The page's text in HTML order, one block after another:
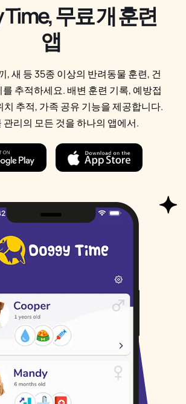
무료 개 훈련
앱
, 새 등 35종 이상의 반려동물 훈련, 건
추적하세요. 배변 훈련 기록, 예방접
치 추적, 가족 공유 기능을 제공합니다.
관리의 모든 것을 하나의 앱에서.